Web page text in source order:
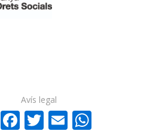
LinkedIn
Facebook
Twitter
Email
Avís legal